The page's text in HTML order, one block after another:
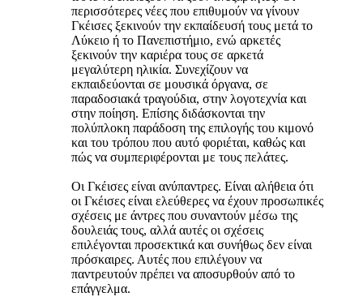
περισσότερες νέες που επιθυμούν να γίνουν
Γκέισες ξεκινούν την εκπαίδευσή τους μετά το
Λύκειο ή το Πανεπιστήμιο, ενώ αρκετές
ξεκινούν την καριέρα τους σε αρκετά
μεγαλύτερη ηλικία. Συνεχίζουν να
εκπαιδεύονται σε μουσικά όργανα, σε
παραδοσιακά τραγούδια, στην λογοτεχνία και
στην ποίηση. Επίσης διδάσκονται την
πολύπλοκη παράδοση της επιλογής του κιμονό
και του τρόπου που αυτό φοριέται, καθώς και
πώς να συμπεριφέρονται με τους πελάτες.
Οι Γκέισες είναι ανύπαντρες. Είναι αλήθεια ότι
οι Γκέισες είναι ελεύθερες να έχουν προσωπικές
σχέσεις με άντρες που συναντούν μέσω της
δουλειάς τους, αλλά αυτές οι σχέσεις
επιλέγονται προσεκτικά και συνήθως δεν είναι
πρόσκαιρες. Αυτές που επιλέγουν να
παντρευτούν πρέπει να αποσυρθούν από το
επάγγελμα.